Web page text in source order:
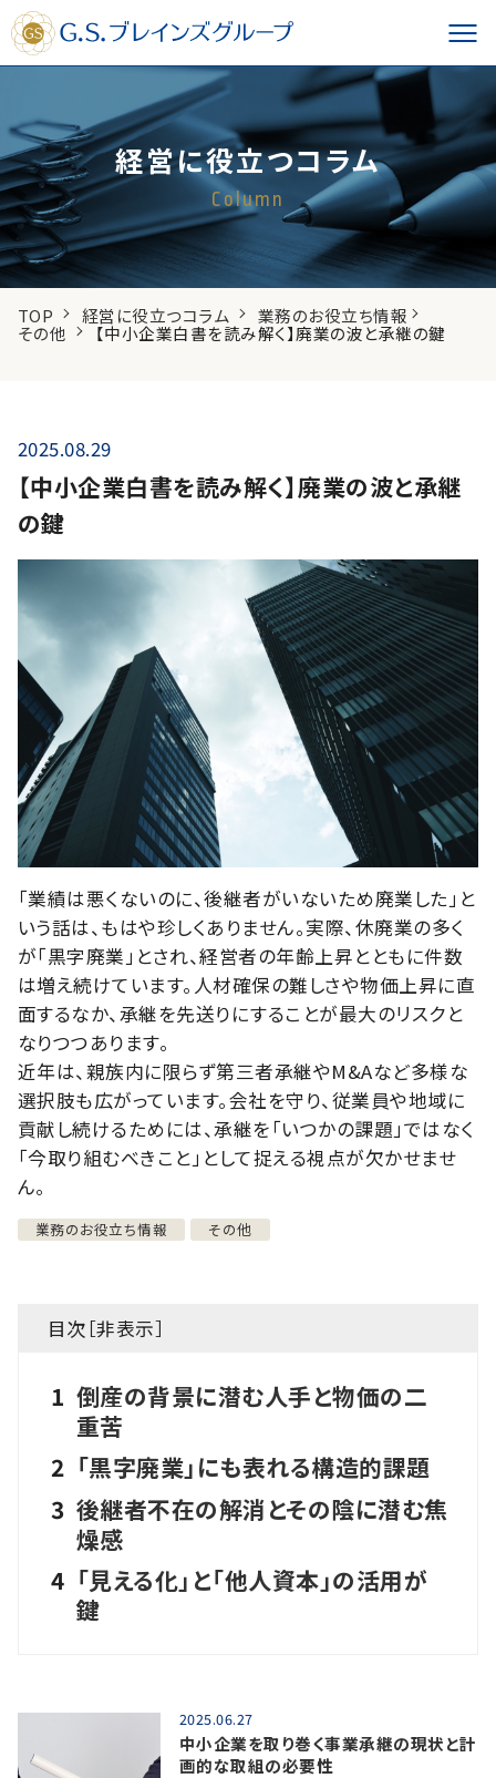
経営に役立つコラム
Column
TOP 経営に役立つコラム 業務のお役立ち情報
その他 【中小企業白書を読み解く】廃業の波と承継の鍵
2025.08.29
【中小企業白書を読み解く】廃業の波と承継
の鍵
「業績は悪くないのに、後継者がいないため廃業した」と
いう話は、もはや珍しくありません。実際、休廃業の多く
が「黒字廃業」とされ、経営者の年齢上昇とともに件数
は増え続けています。人材確保の難しさや物価上昇に直
面するなか、承継を先送りにすることが最大のリスクと
なりつつあります。
近年は、親族内に限らず第三者承継やM&Aなど多様な
選択肢も広がっています。会社を守り、従業員や地域に
貢献し続けるためには、承継を「いつかの課題」ではなく
「今取り組むべきこと」として捉える視点が欠かせませ
ん。
業務のお役立ち情報 その他
目次［非表示］
1 倒産の背景に潜む人手と物価の二
重苦
2 「黒字廃業」にも表れる構造的課題
3 後継者不在の解消とその陰に潜む焦
燥感
4 「見える化」と「他人資本」の活用が
鍵
2025.06.27
中小企業を取り巻く事業承継の現状と計
画的な取組の必要性